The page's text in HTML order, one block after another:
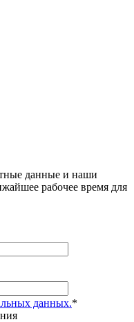
данные и наши
рабочее время для
данных.*